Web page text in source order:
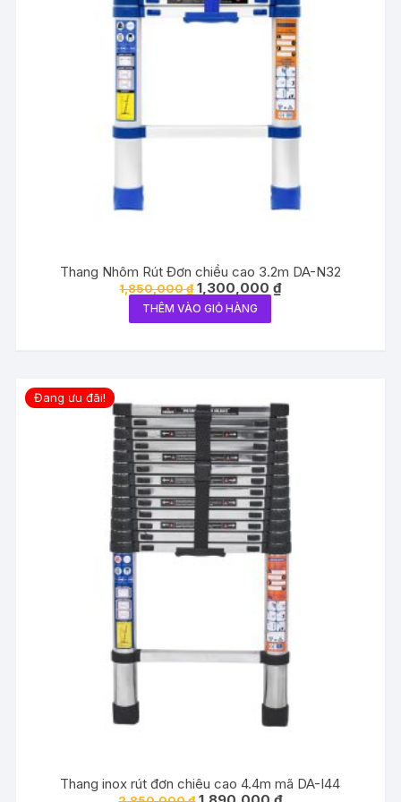
Thang Nhôm Rút Đơn chiều cao 3.2m DA-N32
1,850,000₫ Giá
gốc
là:
1,850,000 ₫.
1,300,000₫Giá
hiện
THÊM VÀO GIỎ HÀNG
Đang ưu đãi!
Thang inox rút đơn chiêu cao 4.4m mã DA-I44